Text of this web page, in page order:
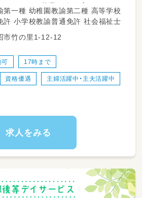
いただくお仕事です☆彡
：0～6歳
諭第二種 高等学校
教諭普通免許 小学校教諭普通免許 社会福祉士
市竹の里1-12-12
可 17時まで
資格優遇 主婦活躍中・主夫活躍中
求人をみる